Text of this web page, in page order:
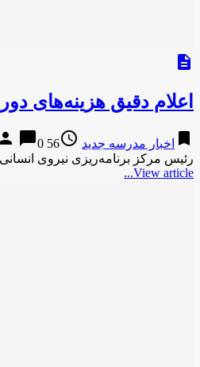
description
اعلام دقیق هزینه‌های
bookmark اخبار مدرسه جدید access_time
56 years ago
person chat_bubble0
رئیس مرکز برنامه‌ریزی نیروی انسانی
View article...